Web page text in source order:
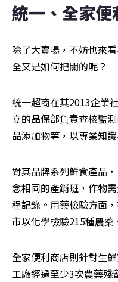
統一、全家便
除了大賣場，不妨也來
全又是如何把關的呢？
統一超商在其2013企業
立的品保部負責查核監
品添加物等，以專業知
對其品牌系列鮮食產品
念相同的產銷班，作物
程記錄。用藥檢驗方面
市以化學檢驗215種農藥
全家便利商店則針對生
工廠經過至少3次農藥殘